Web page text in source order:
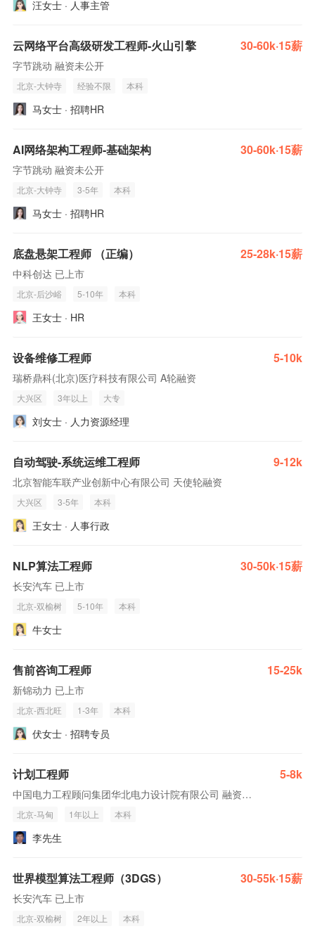
汪女士 · 人事主管
云网络平台高级研发工程师-火山引擎 30-60k·15薪
字节跳动 融资未公开
北京-大钟寺 经验不限 本科
马女士 · 招聘HR
AI网络架构工程师-基础架构 30-60k·15薪
字节跳动 融资未公开
北京-大钟寺 3-5年 本科
马女士 · 招聘HR
底盘悬架工程师 （正编） 25-28k·15薪
中科创达 已上市
北京-后沙峪 5-10年 本科
王女士 · HR
设备维修工程师 5-10k
瑞桥鼎科(北京)医疗科技有限公司 A轮融资
大兴区 3年以上 大专
刘女士 · 人力资源经理
自动驾驶-系统运维工程师 9-12k
北京智能车联产业创新中心有限公司 天使轮融资
大兴区 3-5年 本科
王女士 · 人事行政
NLP算法工程师 30-50k·15薪
长安汽车 已上市
北京-双榆树 5-10年 本科
牛女士
售前咨询工程师 15-25k
新锦动力 已上市
北京-西北旺 1-3年 本科
伏女士 · 招聘专员
计划工程师 5-8k
中国电力工程顾问集团华北电力设计院有限公司 融资未公开
北京-马甸 1年以上 本科
李先生
世界模型算法工程师（3DGS） 30-55k·15薪
长安汽车 已上市
北京-双榆树 2年以上 本科